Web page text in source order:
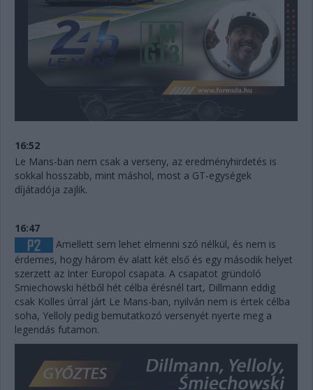
16:52
Le Mans-ban nem csak a verseny, az eredményhirdetés is
sokkal hosszabb, mint máshol, most a GT-egységek
díjátadója zajlik.
16:47
Amellett sem lehet elmenni szó nélkül, és nem is
érdemes, hogy három év alatt két első és egy második helyet
szerzett az Inter Europol csapata. A csapatot gründoló
Smiechowski hétből hét célba érésnél tart, Dillmann eddig
csak Kolles úrral járt Le Mans-ban, nyilván nem is értek célba
soha, Yelloly pedig bemutatkozó versenyét nyerte meg a
legendás futamon.